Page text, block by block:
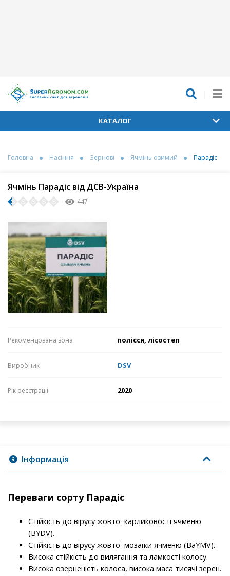
КАТАЛОГ
Головна Насіння Зернові Ячмінь озимий Парадіс
Ячмінь Парадіс від ДСВ-Україна
447
Рекомендована зона полісся, лісостеп
Виробник DSV
Рік реєстрації 2020
Інформація
Переваги сорту Парадіс
Стійкість до вірусу жовтої карликовості ячменю
(BYDV).
Стійкість до вірусу жовтої мозаїки ячменю (BaYMV).
Висока стійкість до вилягання та ламкості колосу.
Висока озерненість колоса, висока маса тисячі зерен.